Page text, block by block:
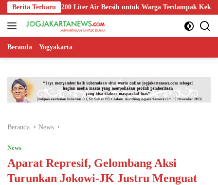
Langsung
ke
konten
Berita Terbaru
1.200 Liter Air Bersih untuk Warga Terdampak Kekeringan di
Beranda Yogyakarta
Beranda News
News
Aparat Represif, Gelombang Aksi
Turunkan Jokowi-JK Justru Menguat